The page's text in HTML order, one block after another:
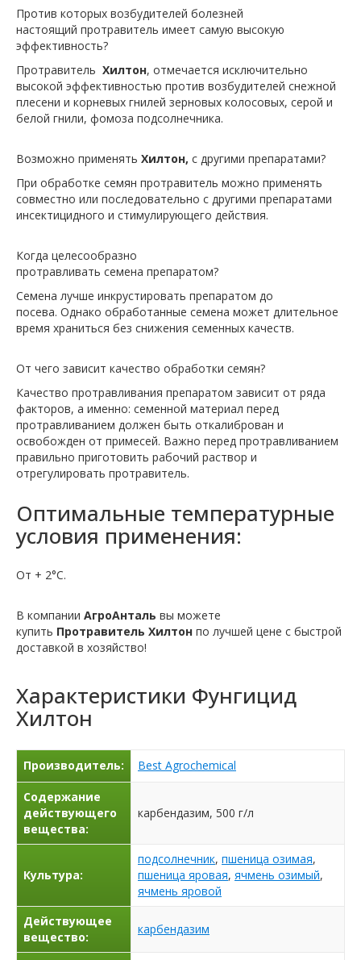
Против которых возбудителей болезней
настоящий протравитель имеет самую высокую
эффективность?
Протравитель Хилтон, отмечается исключительно
высокой эффективностью против возбудителей снежной
плесени и корневых гнилей зерновых колосовых, серой и
белой гнили, фомоза подсолнечника.
Возможно применять Хилтон, с другими препаратами?
При обработке семян протравитель можно применять
совместно или последовательно с другими препаратами
инсектицидного и стимулирующего действия.
Когда целесообразно
протравливать семена препаратом?
Семена лучше инкрустировать препаратом до
посева. Однако обработанные семена может длительное
время храниться без снижения семенных качеств.
От чего зависит качество обработки семян?
Качество протравливания препаратом зависит от ряда
факторов, а именно: семенной материал перед
протравливанием должен быть откалиброван и
освобожден от примесей. Важно перед протравливанием
правильно приготовить рабочий раствор и
отрегулировать протравитель.
Оптимальные температурные
условия применения:
От + 2°С.
В компании АгроАнталь вы можете
купить Протравитель Хилтон по лучшей цене с быстрой
доставкой в хозяйство!
Характеристики Фунгицид
Хилтон
Производитель: Best Agrochemical
Содержание
действующего
вещества:
карбендазим, 500 г/л
Культура:
подсолнечник, пшеница озимая,
пшеница яровая, ячмень озимый,
ячмень яровой
Действующее
вещество:
карбендазим